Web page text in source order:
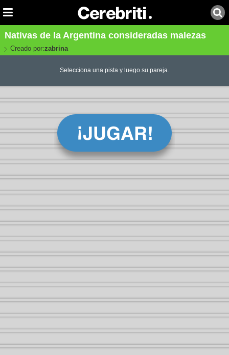
Nativas de la Argentina consideradas malezas
Creado por:zabrina
Selecciona una pista y luego su pareja.